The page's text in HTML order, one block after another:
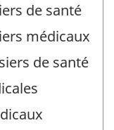
de santé
médicaux
de santé